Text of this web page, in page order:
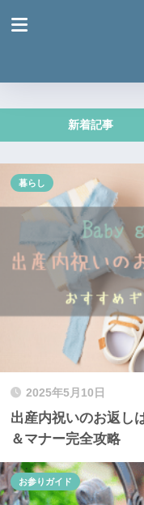
新着記事
2025年5月10日
出産内祝いのお返し
＆マナー完全攻略
暮らし
お参りガイド